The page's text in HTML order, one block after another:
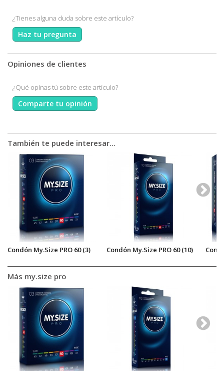
¿Tienes alguna duda sobre este artículo?
Haz tu pregunta
Opiniones de clientes
¿Qué opinas tú sobre este artículo?
Comparte tu opinión
También te puede interesar...
Condón My.Size PRO 60 (3) Condón My.Size PRO 60 (10)
Más my.size pro